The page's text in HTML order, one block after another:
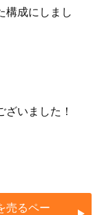
構成にしまし
いました！
売るペー